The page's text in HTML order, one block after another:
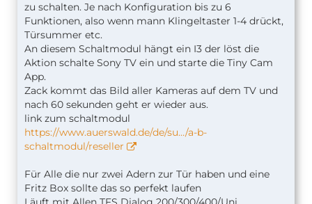
zu schalten. Je nach Konfiguration bis zu 6
Funktionen, also wenn mann Klingeltaster 1-4 drückt,
Türsummer etc.
An diesem Schaltmodul hängt ein I3 der löst die
Aktion schalte Sony TV ein und starte die Tiny Cam
App.
Zack kommt das Bild aller Kameras auf dem TV und
nach 60 sekunden geht er wieder aus.
link zum schaltmodul
https://www.auerswald.de/de/su…/a-b-
schaltmodul/reseller
Für Alle die nur zwei Adern zur Tür haben und eine
Fritz Box sollte das so perfekt laufen